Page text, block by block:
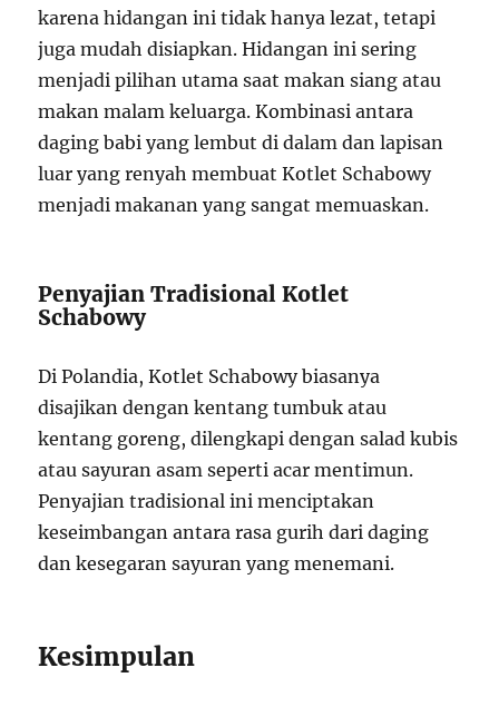
karena hidangan ini tidak hanya lezat, tetapi
juga mudah disiapkan. Hidangan ini sering
menjadi pilihan utama saat makan siang atau
makan malam keluarga. Kombinasi antara
daging babi yang lembut di dalam dan lapisan
luar yang renyah membuat Kotlet Schabowy
menjadi makanan yang sangat memuaskan.
Penyajian Tradisional Kotlet
Schabowy
Di Polandia, Kotlet Schabowy biasanya
disajikan dengan kentang tumbuk atau
kentang goreng, dilengkapi dengan salad kubis
atau sayuran asam seperti acar mentimun.
Penyajian tradisional ini menciptakan
keseimbangan antara rasa gurih dari daging
dan kesegaran sayuran yang menemani.
Kesimpulan